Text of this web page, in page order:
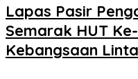
Lapas Pasir
Semarak HUT
Kebangsaan